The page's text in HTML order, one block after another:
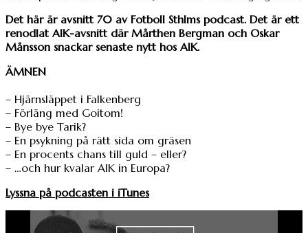
Det här är avsnitt 70 av Fotboll Sthlms podcast. Det är ett
renodlat AIK-avsnitt där Mårthen Bergman och Oskar
Månsson snackar senaste nytt hos AIK.
ÄMNEN
– Hjärnsläppet i Falkenberg
– Förläng med Goitom!
– Bye bye Tarik?
– En psykning på rätt sida om gräsen
– En procents chans till guld – eller?
– …och hur kvalar AIK in Europa?
Lyssna på podcasten i iTunes